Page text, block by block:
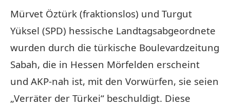
Mürvet Öztürk (fraktionslos) und Turgut
Yüksel (SPD) hessische Landtagsabgeordnete
wurden durch die türkische Boulevardzeitung
Sabah, die in Hessen Mörfelden erscheint
und AKP-nah ist, mit den Vorwürfen, sie seien
„Verräter der Türkei“ beschuldigt. Diese